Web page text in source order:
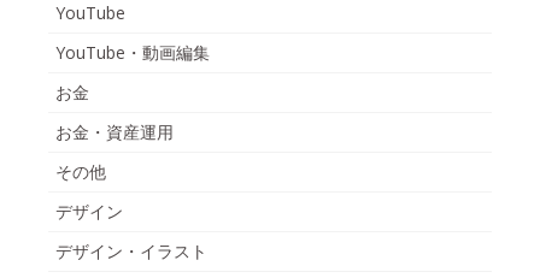
YouTube
YouTube・動画編集
お金
お金・資産運用
その他
デザイン
デザイン・イラスト